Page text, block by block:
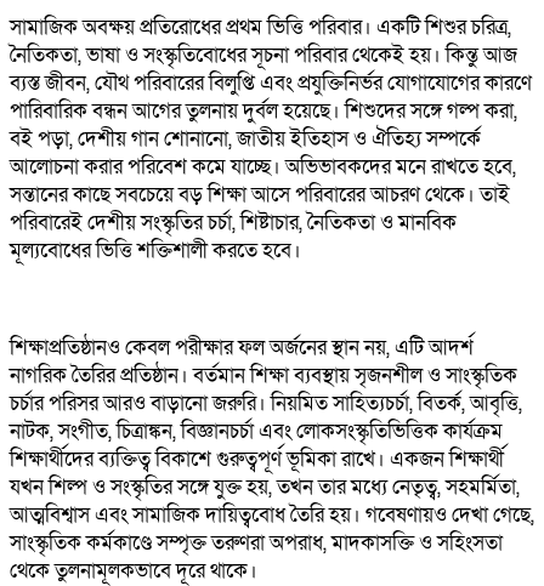
সামাজিক অবক্ষয় প্রতিরোধের প্রথম ভিত্তি পরিবার। একটি শিশুর চরিত্র,
নৈতিকতা, ভাষা ও সংস্কৃতিবোধের সূচনা পরিবার থেকেই হয়। কিন্তু আজ
ব্যস্ত জীবন, যৌথ পরিবারের বিলুপ্তি এবং প্রযুক্তিনির্ভর যোগাযোগের কারণে
পারিবারিক বন্ধন আগের তুলনায় দুর্বল হয়েছে। শিশুদের সঙ্গে গল্প করা,
বই পড়া, দেশীয় গান শোনানো, জাতীয় ইতিহাস ও ঐতিহ্য সম্পর্কে
আলোচনা করার পরিবেশ কমে যাচ্ছে। অভিভাবকদের মনে রাখতে হবে,
সন্তানের কাছে সবচেয়ে বড় শিক্ষা আসে পরিবারের আচরণ থেকে। তাই
পরিবারেই দেশীয় সংস্কৃতির চর্চা, শিষ্টাচার, নৈতিকতা ও মানবিক
মূল্যবোধের ভিত্তি শক্তিশালী করতে হবে।
শিক্ষাপ্রতিষ্ঠানও কেবল পরীক্ষার ফল অর্জনের স্থান নয়, এটি আদর্শ
নাগরিক তৈরির প্রতিষ্ঠান। বর্তমান শিক্ষা ব্যবস্থায় সৃজনশীল ও সাংস্কৃতিক
চর্চার পরিসর আরও বাড়ানো জরুরি। নিয়মিত সাহিত্যচর্চা, বিতর্ক, আবৃত্তি,
নাটক, সংগীত, চিত্রাঙ্কন, বিজ্ঞানচর্চা এবং লোকসংস্কৃতিভিত্তিক কার্যক্রম
শিক্ষার্থীদের ব্যক্তিত্ব বিকাশে গুরুত্বপূর্ণ ভূমিকা রাখে। একজন শিক্ষার্থী
যখন শিল্প ও সংস্কৃতির সঙ্গে যুক্ত হয়, তখন তার মধ্যে নেতৃত্ব, সহমর্মিতা,
আত্মবিশ্বাস এবং সামাজিক দায়িত্ববোধ তৈরি হয়। গবেষণায়ও দেখা গেছে,
সাংস্কৃতিক কর্মকাণ্ডে সম্পৃক্ত তরুণরা অপরাধ, মাদকাসক্তি ও সহিংসতা
থেকে তুলনামূলকভাবে দূরে থাকে।